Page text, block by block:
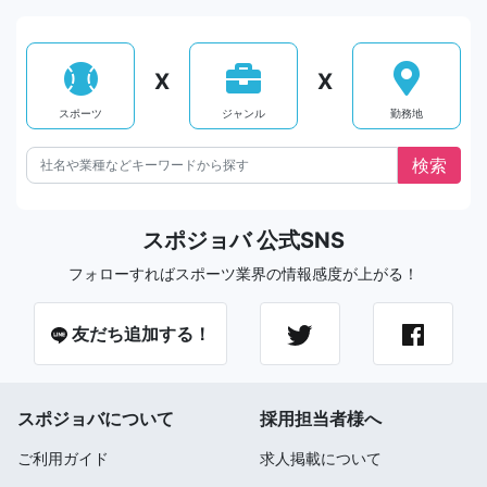
スポーツ
X
ジャンル
X
勤務地
スポジョバ 公式SNS
フォローすればスポーツ業界の情報感度が上がる！
友だち追加する！
スポジョバについて
ご利用ガイド
採用担当者様へ
求人掲載について